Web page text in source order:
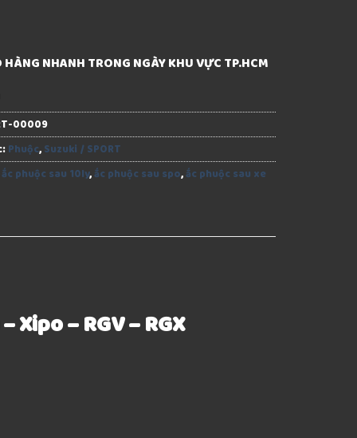
HÀNG NHANH TRONG NGÀY KHU VỰC TP.HCM
00009
Phuộc, Suzuki / SPORT
ắc phuộc sau 10ly,ắc phuộc sau spo,ắc phuộc sau xe
Xipo – RGV – RGX